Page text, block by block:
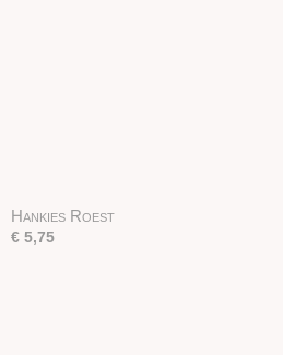
Hankies Roest
€ 5,75